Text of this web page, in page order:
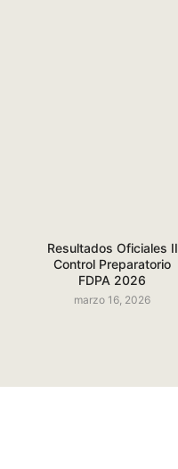
Resultados Oficiales II
Control Preparatorio
FDPA 2026
marzo 16, 2026